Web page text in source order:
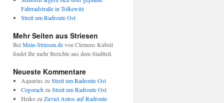
Fahrradstraße in Tolkewitz
Streit um Radroute Ost
Mehr Seiten aus Striesen
Bei Mein-Striesen.devon Clemens Kubeil
findet Ihr mehr Berichte aus dem Stadtteil.
Neueste Kommentare
Aquarius zu Streit um Radroute Ost
Cegorachzu Streit um Radroute Ost
Heikozu Zuviel Autos auf Radroute